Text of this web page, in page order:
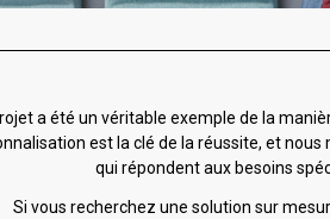
a été un véritable exemple de la
est la clé de la réussite, et
qui répondent aux besoins
Si vous recherchez une solution sur